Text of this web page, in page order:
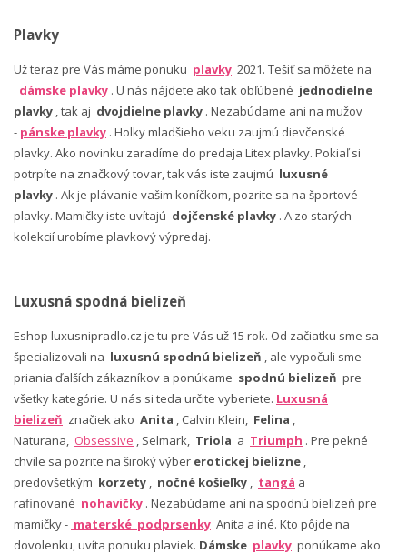
Plavky
Už teraz pre Vás máme ponuku plavky 2021. Tešiť sa môžete na
dámske plavky . U nás nájdete ako tak obľúbené jednodielne
plavky , tak aj dvojdielne plavky . Nezabúdame ani na mužov
- pánske plavky . Holky mladšieho veku zaujmú dievčenské
plavky. Ako novinku zaradíme do predaja Litex plavky. Pokiaľ si
potrpíte na značkový tovar, tak vás iste zaujmú luxusné
plavky . Ak je plávanie vašim koníčkom, pozrite sa na športové
plavky. Mamičky iste uvítajú dojčenské plavky . A zo starých
kolekcií urobíme plavkový výpredaj.
Luxusná spodná bielizeň
Eshop luxusnipradlo.cz je tu pre Vás už 15 rok. Od začiatku sme sa
špecializovali na luxusnú spodnú bielizeň , ale vypočuli sme
priania ďalších zákazníkov a ponúkame spodnú bielizeň pre
všetky kategórie. U nás si teda určite vyberiete. Luxusná
bielizeň značiek ako Anita , Calvin Klein, Felina ,
Naturana, Obsessive , Selmark, Triola a Triumph . Pre pekné
chvíle sa pozrite na široký výber erotickej bielizne ,
predovšetkým korzety , nočné košieľky , tangá a
rafinované nohavičky . Nezabúdame ani na spodnú bielizeň pre
mamičky - materské podprsenky Anita a iné. Kto pôjde na
dovolenku, uvíta ponuku plaviek. Dámske plavky ponúkame ako